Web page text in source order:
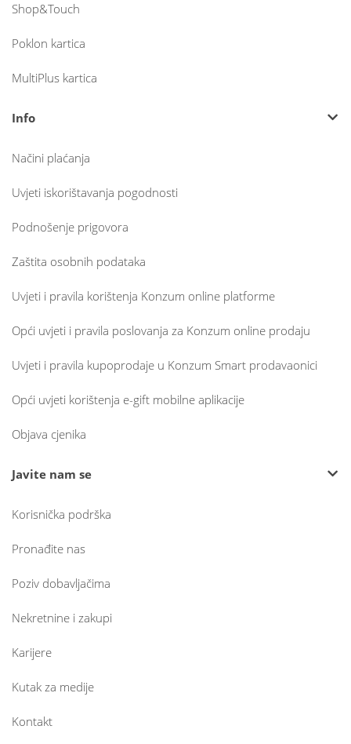
Shop&Touch
Poklon kartica
MultiPlus kartica
Info
Načini plaćanja
Uvjeti iskorištavanja pogodnosti
Podnošenje prigovora
Zaštita osobnih podataka
Uvjeti i pravila korištenja Konzum online platforme
Opći uvjeti i pravila poslovanja za Konzum online prodaju
Uvjeti i pravila kupoprodaje u Konzum Smart prodavaonici
Opći uvjeti korištenja e-gift mobilne aplikacije
Objava cjenika
Javite nam se
Korisnička podrška
Pronađite nas
Poziv dobavljačima
Nekretnine i zakupi
Karijere
Kutak za medije
Kontakt